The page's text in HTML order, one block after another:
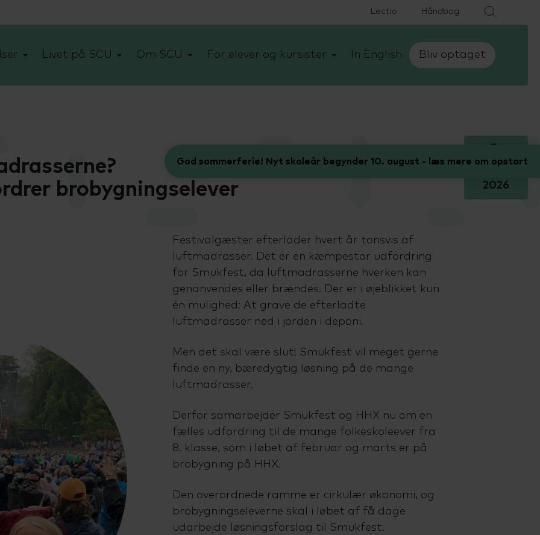
Lectio Håndbog
Livet på SCU Om SCU For elever og kursister In English Bliv optaget
2.
marts
2026
brobygningselever
Festivalgæster efterlader hvert år tonsvis af
luftmadrasser. Det er en kæmpestor udfordring
for Smukfest, da luftmadrasserne hverken kan
genanvendes eller brændes. Der er i øjeblikket kun
én mulighed: At grave de efterladte
luftmadrasser ned i jorden i deponi.
Men det skal være slut! Smukfest vil meget gerne
finde en ny, bæredygtig løsning på de mange
luftmadrasser.
Derfor samarbejder Smukfest og HHX nu om en
fælles udfordring til de mange folkeskoleever fra
8. klasse, som i løbet af februar og marts er på
brobygning på HHX.
Den overordnede ramme er cirkulær økonomi, og
brobygningseleverne skal i løbet af få dage
udarbejde løsningsforslag til Smukfest.
God sommerferie! Nyt skoleår begynder 10. august - læs mere om opstart